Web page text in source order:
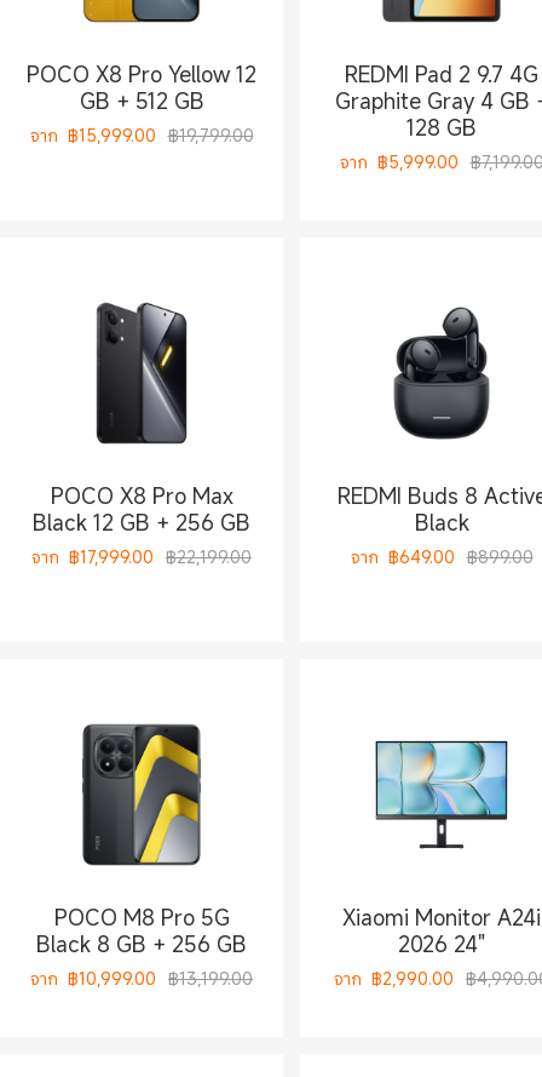
POCO X8 Pro Yellow 12
GB + 512 GB
จาก ฿15,999.00 ฿19,799.00
REDMI Pad 2 9.7 4G
Graphite Gray 4 GB
128 GB
จาก ฿5,999.00 ฿
POCO X8 Pro Max
Black 12 GB + 256 GB
จาก ฿17,999.00 ฿22,199.00
REDMI Buds 8
Black
จาก ฿649.00 ฿899.00
POCO M8 Pro 5G
Black 8 GB + 256 GB
จาก ฿10,999.00 ฿13,199.00
Xiaomi Monitor A24i
2026 24"
จาก ฿2,990.00 ฿